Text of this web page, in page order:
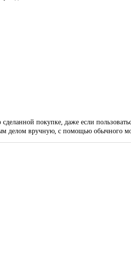
покупке, даже если
делом вручную, с помощью обычного